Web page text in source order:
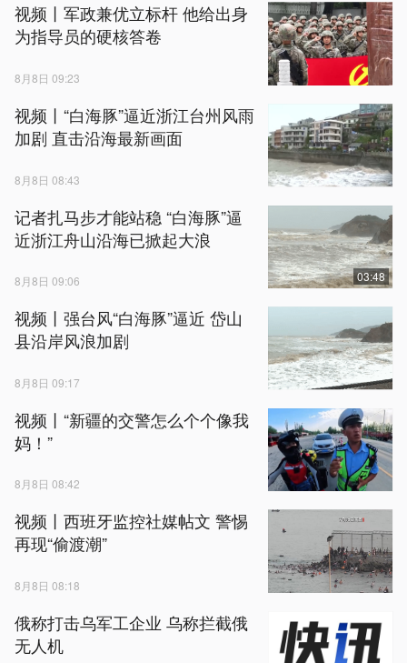
视频丨军政兼优立标杆 他给出身
为指导员的硬核答卷
8月8日 09:23
视频丨“白海豚”逼近浙江台州风雨
加剧 直击沿海最新画面
8月8日 08:43
记者扎马步才能站稳 “白海豚”逼
近浙江舟山沿海已掀起大浪
8月8日 09:06 03:48
视频丨强台风“白海豚”逼近 岱山
县沿岸风浪加剧
8月8日 09:17
视频丨“新疆的交警怎么个个像我
妈！”
8月8日 08:42
视频丨西班牙监控社媒帖文 警惕
再现“偷渡潮”
8月8日 08:18
俄称打击乌军工企业 乌称拦截俄
无人机